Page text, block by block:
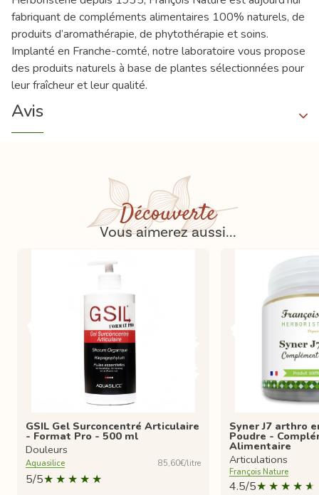
fabriquant de compléments alimentaires 100% naturels, de
produits d’aromathérapie, de phytothérapie et soins.
Implanté en Franche-comté, notre laboratoire vous propose
des produits naturels à base de plantes sélectionnées pour
leur fraîcheur et leur qualité.
Avis
Découverte
Vous aimerez aussi...
GSIL Gel Surconcentré Articulaire
- Format Pro - 500 ml
Douleurs
Aquasilice 85,60€/litre
5/5
Syner J7 arthro
Poudre -
Alimentaire
Articulations
François Nature
4.5/5